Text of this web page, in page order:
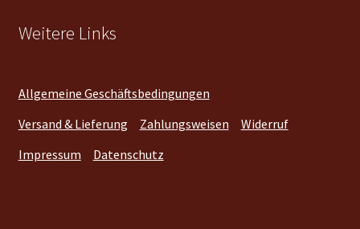
Weitere Links
Allgemeine Geschäftsbedingungen
Versand & Lieferung
Zahlungsweisen
Widerruf
Impressum
Datenschutz